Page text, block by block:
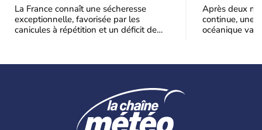
la mi-août
La France connaît une sécheresse
exceptionnelle, favorisée par les
canicules à répétition et un déficit de
Après deux
continue, une
océanique va